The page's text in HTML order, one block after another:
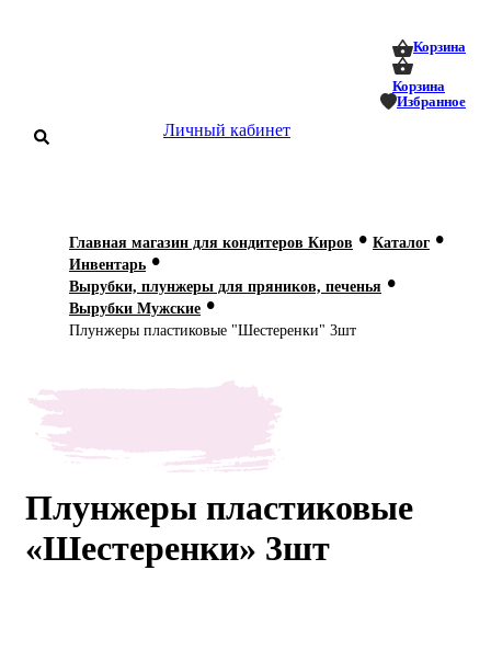
Корзина
Корзина
Избранное
Личный кабинет
Мастер-
классы
Главная магазин для кондитеров Киров • Каталог •
Инвентарь •
Вырубки, плунжеры для пряников, печенья •
Вырубки Мужские •
Плунжеры пластиковые "Шестеренки" 3шт
Плунжеры пластиковые
«Шестеренки» 3шт